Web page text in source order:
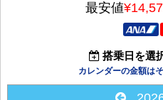
最安値
搭乗日を選
カレンダーの金額は